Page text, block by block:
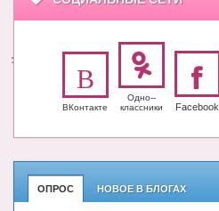
ВКонтакте
Одно-­
класс­ники
Facebook
ОПРОС НОВОЕ В БЛОГАХ